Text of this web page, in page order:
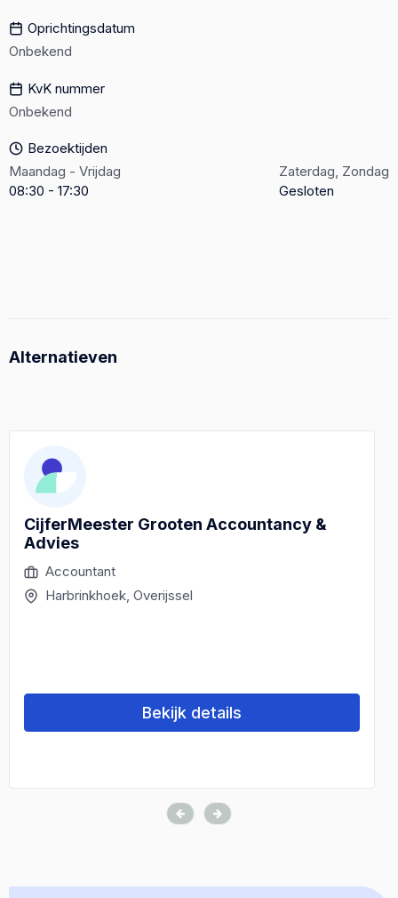
Oprichtingsdatum
Onbekend
KvK nummer
Onbekend
Bezoektijden
Maandag - Vrijdag
08:30 - 17:30
Zaterdag, Zondag
Gesloten
Alternatieven
CijferMeester Grooten Accountancy &
Advies
Accountant
Harbrinkhoek, Overijssel
Bekijk details